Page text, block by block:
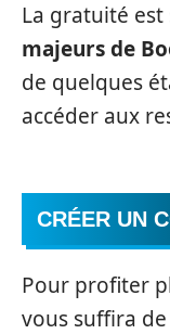
La gratuité est
majeurs de
de quelques
accéder aux
CRÉER UN
Pour profiter
vous suffira de